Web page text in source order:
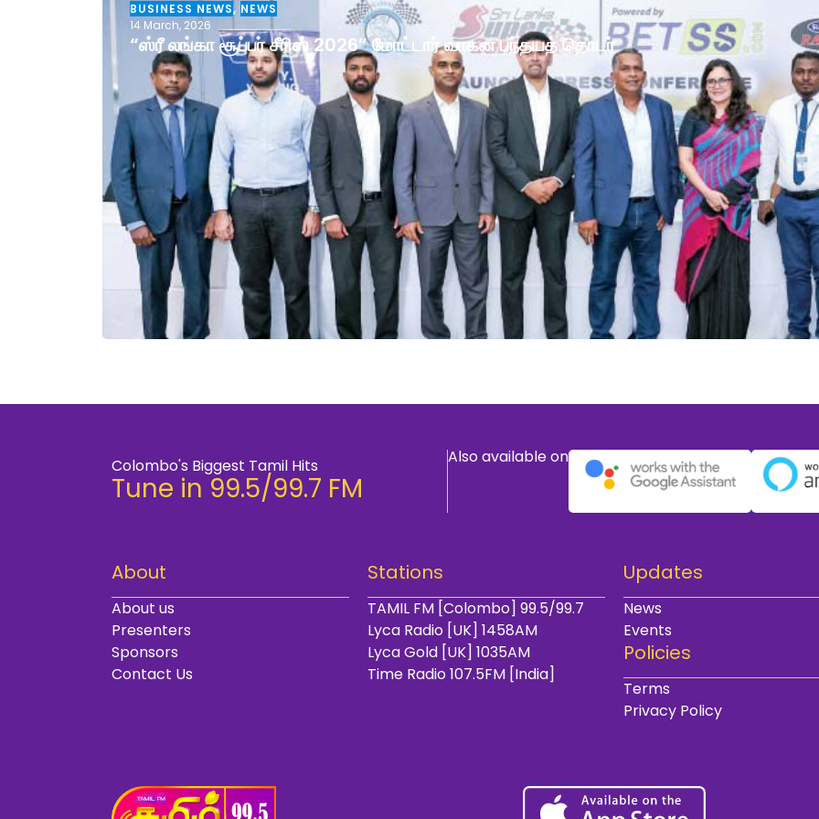
BUSINESS NEWS, NEWS
14 March, 2026
“ஸ்ரீ லங்கா சூப்பர் சீரிஸ் 2026” மோட்டார் வாகன பந்தயத் தொடர்
Colombo's Biggest Tamil Hits
Tune in 99.5/99.7 FM
Also available on
About
About us
Presenters
Sponsors
Contact Us
Stations
TAMIL FM [Colombo] 99.5/99.7
Lyca Radio [UK] 1458AM
Lyca Gold [UK] 1035AM
Time Radio 107.5FM [India]
Updates
News
Events
Policies
Terms
Privacy Policy